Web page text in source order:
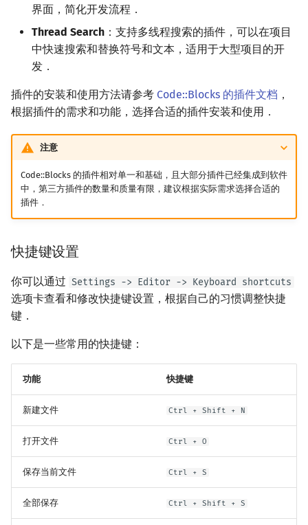
界面，简化开发流程．
Thread Search ：支持多线程搜索的插件，可以在项目
中快速搜索和替换符号和文本，适用于大型项目的开
发．
插件的安装和使用方法请参考 Code::Blocks 的插件文档 ，
根据插件的需求和功能，选择合适的插件安装和使用．
注意
Code::Blocks 的插件相对单一和基础，且大部分插件已经集成到软件
中，第三方插件的数量和质量有限，建议根据实际需求选择合适的
插件．
快捷键设置
你可以通过 Settings -> Editor -> Keyboard shortcuts
选项卡查看和修改快捷键设置，根据自己的习惯调整快捷
键．
以下是一些常用的快捷键：
功能 快捷键
新建文件 Ctrl + Shift + N
打开文件 Ctrl + O
保存当前文件 Ctrl + S
全部保存 Ctrl + Shift + S